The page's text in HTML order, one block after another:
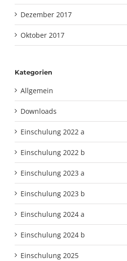
Dezember 2017
Oktober 2017
Kategorien
Allgemein
Downloads
Einschulung 2022 a
Einschulung 2022 b
Einschulung 2023 a
Einschulung 2023 b
Einschulung 2024 a
Einschulung 2024 b
Einschulung 2025